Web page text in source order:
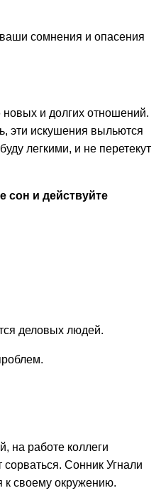
сомнения и опасения
новых и долгих отношений.
эти искушения выльются
легкими, и не перетекут
сон и действуйте
деловых людей.
на работе коллеги
Сонник Угнали
к своему окружению.